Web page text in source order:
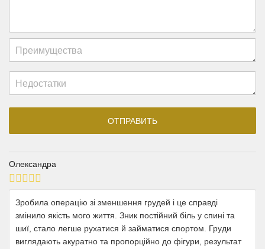
Олександра
Зробила операцію зі зменшення грудей і це справді
змінило якість мого життя. Зник постійний біль у спині та
шиї, стало легше рухатися й займатися спортом. Груди
виглядають акуратно та пропорційно до фігури, результат